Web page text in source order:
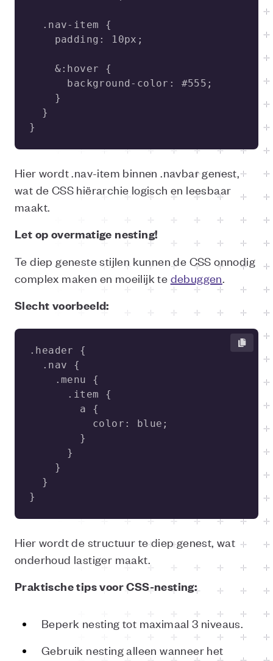
}
Hier wordt .nav-item binnen .navbar genest,
wat de CSS hiërarchie logisch en leesbaar
maakt.
Let op overmatige nesting!
Te diep geneste stijlen kunnen de CSS onnodig
complex maken en moeilijk te debuggen.
Slecht voorbeeld:
}
Hier wordt de structuur te diep genest, wat
onderhoud lastiger maakt.
Praktische tips voor CSS-nesting:
Beperk nesting tot maximaal 3 niveaus.
Gebruik nesting alleen wanneer het